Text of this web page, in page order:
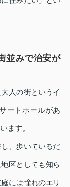
並みで治安が
人の街というイ
ートホールがあ
ます。
、歩いているだ
区としても知ら
には憧れのエリ